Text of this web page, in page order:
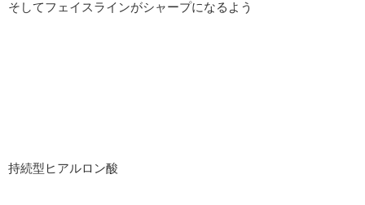
そしてフェイスラインがシャープになるよう
持続型ヒアルロン酸